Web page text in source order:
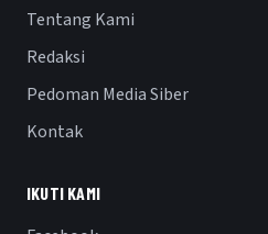
Tentang Kami
Redaksi
Pedoman Media Siber
Kontak
IKUTI KAMI